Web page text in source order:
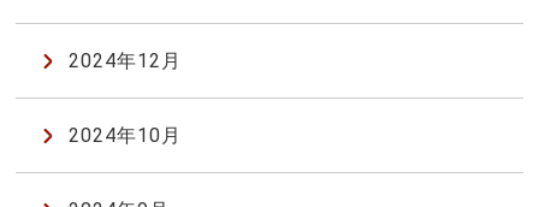
2024年12月
2024年10月